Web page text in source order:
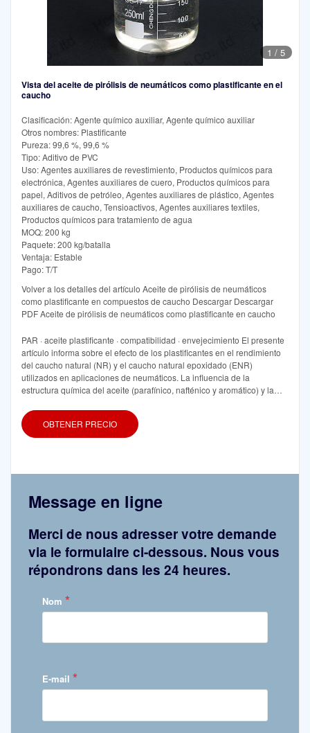
1 / 5
Vista del aceite de pirólisis de neumáticos como plastificante en el
caucho
Clasificación: Agente químico auxiliar, Agente químico auxiliar
Otros nombres: Plastificante
Pureza: 99,6 %, 99,6 %
Tipo: Aditivo de PVC
Uso: Agentes auxiliares de revestimiento, Productos químicos para
electrónica, Agentes auxiliares de cuero, Productos químicos para
papel, Aditivos de petróleo, Agentes auxiliares de plástico, Agentes
auxiliares de caucho, Tensioactivos, Agentes auxiliares textiles,
Productos químicos para tratamiento de agua
MOQ: 200 kg
Paquete: 200 kg/batalla
Ventaja: Estable
Pago: T/T
Volver a los detalles del artículo Aceite de pirólisis de neumáticos
como plastificante en compuestos de caucho Descargar Descargar
PDF Aceite de pirólisis de neumáticos como plastificante en caucho
PAR · aceite plastificante · compatibilidad · envejecimiento El presente
artículo informa sobre el efecto de los plastificantes en el rendimiento
del caucho natural (NR) y el caucho natural epoxidado (ENR)
utilizados en aplicaciones de neumáticos. La influencia de la
estructura química del aceite (parafínico, nafténico y aromático) y la
OBTENER PRECIO
Message en ligne
Merci de nous adresser votre demande
via le formulaire ci-dessous. Nous vous
répondrons dans les 24 heures.
Nom *
E-mail *